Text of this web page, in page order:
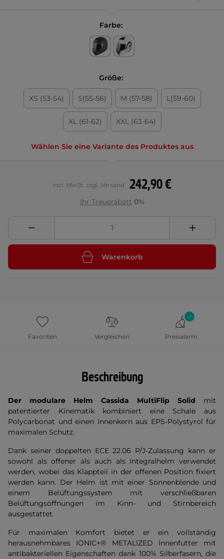
Farbe:
Größe:
XS (53-54) S(55-56) M (57-58) L(59-60)
XL (61-62) XXL (63-64)
Wählen Sie eine Variante des Produktes aus
242,90 €
incl. MwSt. zzgl. Versand
Ihr Treuerabatt 0%
Warenkorb
Favoriten Vergleichen Preisalarm
Beschreibung
Der modulare Helm Cassida MultiFlip Solid mit
patentierter Kinematik kombiniert eine Schale aus
Polycarbonat und einen Innenkern aus EPS-Polystyrol für
maximalen Schutz.
Dank seiner doppelten ECE 22.06 P/J-Zulassung kann er
sowohl als offener als auch als Integralhelm verwendet
werden, wobei das Klappteil in der offenen Position fixiert
werden kann. Der Helm ist mit einer Sonnenblende und
einem Belüftungssystem mit verschließbaren
Belüftungsöffnungen im Kinn- und Stirnbereich
ausgestattet.
Für maximalen Komfort bietet er ein vollständig
herausnehmbares IONIC+® METALIZED Innenfutter mit
antibakteriellen Eigenschaften dank 100% Silberfasern, die